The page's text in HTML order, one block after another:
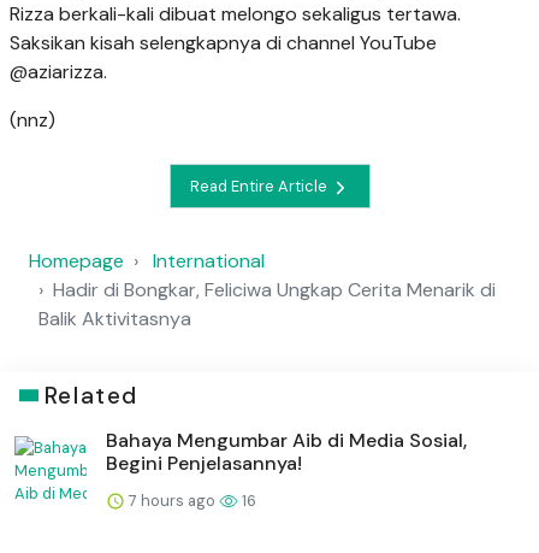
Rizza berkali-kali dibuat melongo sekaligus tertawa.
Saksikan kisah selengkapnya di channel YouTube
@aziarizza.
(nnz)
Read Entire Article
Homepage
International
Hadir di Bongkar, Feliciwa Ungkap Cerita Menarik di
Balik Aktivitasnya
Related
Bahaya Mengumbar Aib di Media Sosial,
Begini Penjelasannya!
7 hours ago 16